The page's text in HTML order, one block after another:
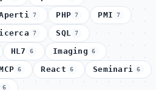
7 PHP 7 PMI 7
7 SQL 7
HL7 6 Imaging 6
6 React 6 Seminari 6
6